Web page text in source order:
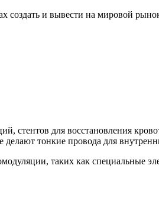
создать и вывести на мировой
стентов для восстановления
тонкие провода для
таких как специальные